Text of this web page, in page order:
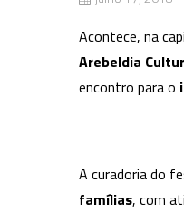
Acontece, na
Arebeldia
encontro para o
A curadoria do
famílias, com